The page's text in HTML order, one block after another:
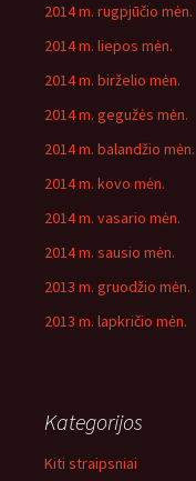
2014 m. rugpjūčio mėn.
2014 m. liepos mėn.
2014 m. birželio mėn.
2014 m. gegužės mėn.
2014 m. balandžio mėn.
2014 m. kovo mėn.
2014 m. vasario mėn.
2014 m. sausio mėn.
2013 m. gruodžio mėn.
2013 m. lapkričio mėn.
Kategorijos
Kiti straipsniai